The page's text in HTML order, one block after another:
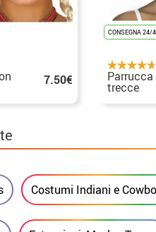
7.50€
CONSEGNA 24/
trecce
Costumi Indiani e